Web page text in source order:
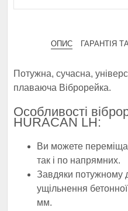
ОПИС ГАРАНТІЯ
Потужна, сучасна,
плаваюча Віброрейка.
Oсобливості
HURACAN LH:
Ви можете
так і по напрямних.
Завдяки потужному
ущільнення
мм.